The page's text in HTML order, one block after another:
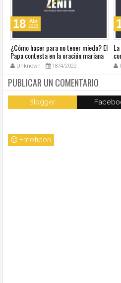
18 Abr
2022
¿Cómo hacer para no tener miedo? El
Papa contesta en la oración mariana
de este lunes en la Plaza de San
Pedro
Unknown 18/4/2022
PUBLICAR UN COMENTARIO
Blogger
Emoticon